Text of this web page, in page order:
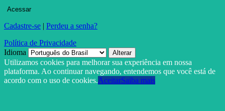
Cadastre-se | Perdeu a senha?
Política de Privacidade
Idioma
Utilizamos cookies para melhorar sua experiência em nossa
plataforma. Ao continuar navegando, entendemos que você está de
acordo com o uso de cookies.AceitarSaiba mais